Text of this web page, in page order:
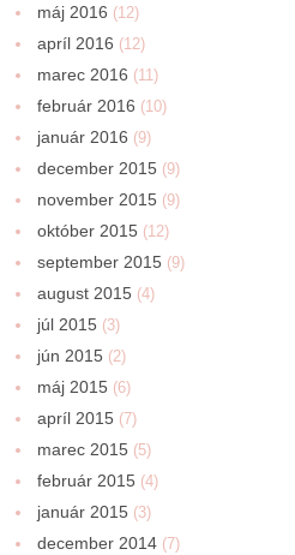
máj 2016 (12)
apríl 2016 (12)
marec 2016 (11)
február 2016 (10)
január 2016 (9)
december 2015 (9)
november 2015 (9)
október 2015 (12)
september 2015 (9)
august 2015 (4)
júl 2015 (3)
jún 2015 (2)
máj 2015 (6)
apríl 2015 (7)
marec 2015 (5)
február 2015 (4)
január 2015 (3)
december 2014 (7)